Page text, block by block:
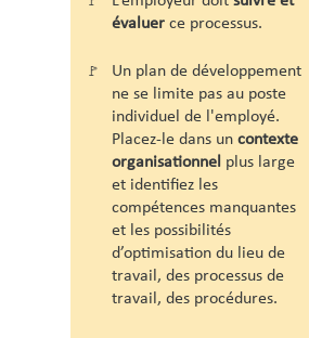
évaluer ce processus.
🚩
Un plan de développement
ne se limite pas au poste
individuel de l'employé.
Placez-le dans un contexte
organisationnel plus large
et identifiez les
compétences manquantes
et les possibilités
d’optimisation du lieu de
travail, des processus de
travail, des procédures.